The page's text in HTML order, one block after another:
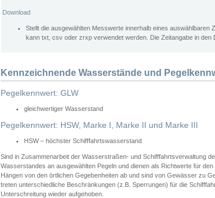
Download
Stellt die ausgewählten Messwerte innerhalb eines
kann txt, csv oder zrxp verwendet werden. Die Zeitangabe in den
Kennzeichnende Wasserstände und
Pegelkennwert: GLW
gleichwertiger Wasserstand
Pegelkennwert: HSW, Marke I, Marke II und Marke III
HSW – höchster Schifffahrtswasserstand
Sind in Zusammenarbeit der Wasserstraßen- und Schifffahrtsverwaltung
Wasserstandes an ausgewählten Pegeln und dienen als Richtwerte für
Hängen von den örtlichen Gegebenheiten ab und sind von Gewässer zu
treten unterschiedliche Beschränkungen (z.B. Sperrungen) für die
Unterschreitung wieder aufgehoben.